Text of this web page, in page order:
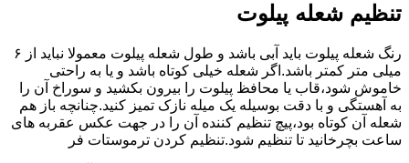
تنظیم شعله پیلوت
رنگ شعله پیلوت باید آبی باشد و طول شعله پیلوت معمولا نباید از ۶
میلی متر کمتر باشد.اگر شعله خیلی کوتاه باشد و یا به راحتی
خاموش شود،قاب یا محافظ پیلوت را بیرون بکشید و سوراخ آن را
به آهستگی و با دقت بوسیله یک میله نازک تمیز کنید.چنانچه باز هم
شعله آن کوتاه بود،پیچ تنظیم کننده آن را در جهت عکس عقربه های
ساعت بچرخانید تا تنظیم شود.تنظیم کردن ترموستات فر